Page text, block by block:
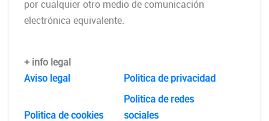
por cualquier otro medio de comunicación
electrónica equivalente.
+ info legal
Aviso legal
Politica de privacidad
Politica de cookies
Politica de redes
sociales